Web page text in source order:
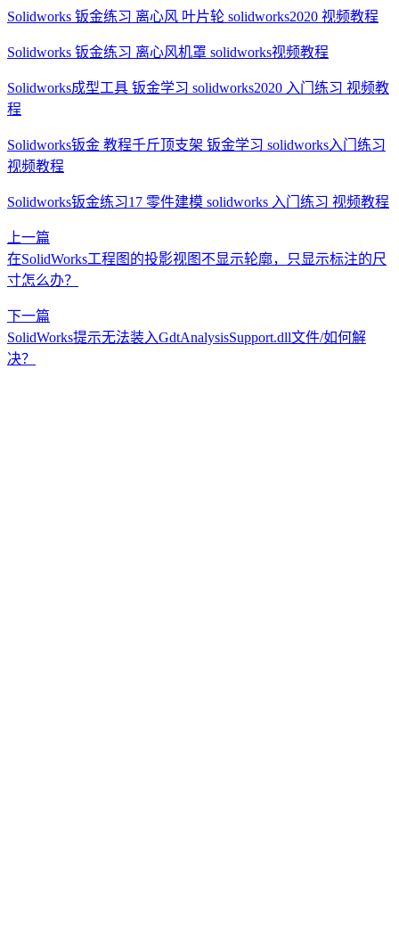
Solidworks 钣金练习 离心风 叶片轮 solidworks2020 视频教程
Solidworks 钣金练习 离心风机罩 solidworks视频教程
Solidworks成型工具 钣金学习 solidworks2020 入门练习 视频教
程
Solidworks钣金 教程千斤顶支架 钣金学习 solidworks入门练习
视频教程
Solidworks钣金练习17 零件建模 solidworks 入门练习 视频教程
上一篇
在SolidWorks工程图的投影视图不显示轮廓，只显示标注的尺
寸怎么办？
下一篇
SolidWorks提示无法装入GdtAnalysisSupport.dll文件/如何解
决？